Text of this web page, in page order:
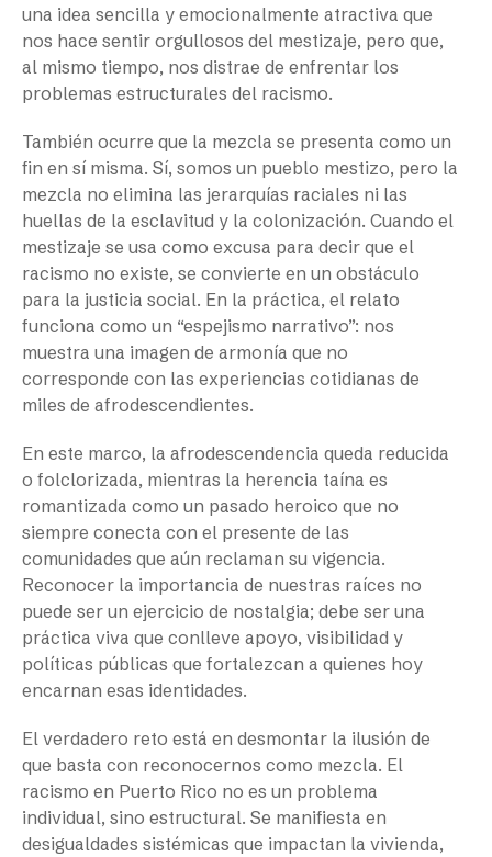
una idea sencilla y emocionalmente atractiva que
nos hace sentir orgullosos del mestizaje, pero que,
al mismo tiempo, nos distrae de enfrentar los
problemas estructurales del racismo.
También ocurre que la mezcla se presenta como un
fin en sí misma. Sí, somos un pueblo mestizo, pero la
mezcla no elimina las jerarquías raciales ni las
huellas de la esclavitud y la colonización. Cuando el
mestizaje se usa como excusa para decir que el
racismo no existe, se convierte en un obstáculo
para la justicia social. En la práctica, el relato
funciona como un “espejismo narrativo”: nos
muestra una imagen de armonía que no
corresponde con las experiencias cotidianas de
miles de afrodescendientes.
En este marco, la afrodescendencia queda reducida
o folclorizada, mientras la herencia taína es
romantizada como un pasado heroico que no
siempre conecta con el presente de las
comunidades que aún reclaman su vigencia.
Reconocer la importancia de nuestras raíces no
puede ser un ejercicio de nostalgia; debe ser una
práctica viva que conlleve apoyo, visibilidad y
políticas públicas que fortalezcan a quienes hoy
encarnan esas identidades.
El verdadero reto está en desmontar la ilusión de
que basta con reconocernos como mezcla. El
racismo en Puerto Rico no es un problema
individual, sino estructural. Se manifiesta en
desigualdades sistémicas que impactan la vivienda,